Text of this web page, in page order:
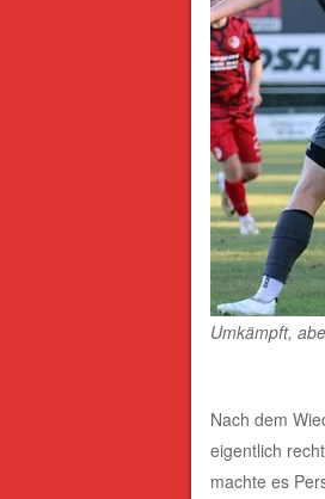
Umkämpft,
Nach dem
eigentlich
machte es